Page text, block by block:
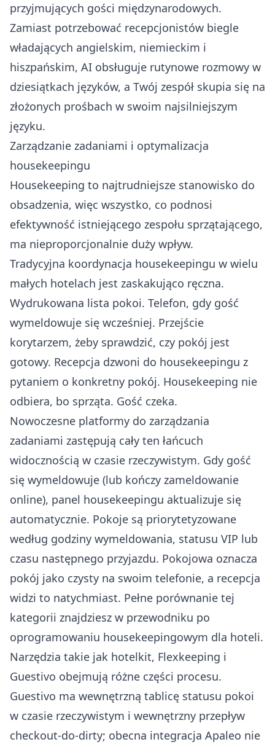
przyjmujących gości międzynarodowych.
Zamiast potrzebować recepcjonistów biegle
władających angielskim, niemieckim i
hiszpańskim, AI obsługuje rutynowe rozmowy w
dziesiątkach języków, a Twój zespół skupia się na
złożonych prośbach w swoim najsilniejszym
języku.
Zarządzanie zadaniami i optymalizacja
housekeepingu
Housekeeping to najtrudniejsze stanowisko do
obsadzenia, więc wszystko, co podnosi
efektywność istniejącego zespołu sprzątającego,
ma nieproporcjonalnie duży wpływ.
Tradycyjna koordynacja housekeepingu w wielu
małych hotelach jest zaskakująco ręczna.
Wydrukowana lista pokoi. Telefon, gdy gość
wymeldowuje się wcześniej. Przejście
korytarzem, żeby sprawdzić, czy pokój jest
gotowy. Recepcja dzwoni do housekeepingu z
pytaniem o konkretny pokój. Housekeeping nie
odbiera, bo sprząta. Gość czeka.
Nowoczesne platformy do zarządzania
zadaniami zastępują cały ten łańcuch
widocznością w czasie rzeczywistym. Gdy gość
się wymeldowuje (lub kończy zameldowanie
online), panel housekeepingu aktualizuje się
automatycznie. Pokoje są priorytetyzowane
według godziny wymeldowania, statusu VIP lub
czasu następnego przyjazdu. Pokojowa oznacza
pokój jako czysty na swoim telefonie, a recepcja
widzi to natychmiast. Pełne porównanie tej
kategorii znajdziesz w przewodniku po
oprogramowaniu housekeepingowym dla hoteli.
Narzędzia takie jak hotelkit, Flexkeeping i
Guestivo obejmują różne części procesu.
Guestivo ma wewnętrzną tablicę statusu pokoi
w czasie rzeczywistym i wewnętrzny przepływ
checkout-do-dirty; obecna integracja Apaleo nie